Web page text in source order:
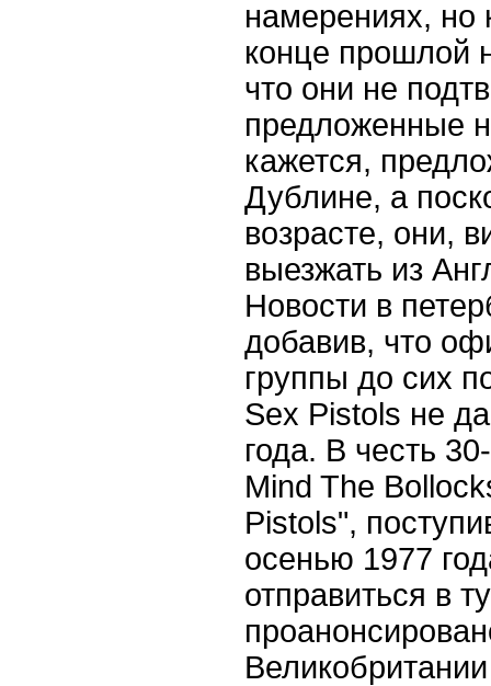
намерениях, но
конце прошлой
что они не
предложенные
кажется,
Дублине, а
возрасте, они,
выезжать из
Новости в
добавив, что
группы до сих
Sex Pistols не
года. В честь
Mind The
Pistols",
осенью 1977
отправиться в